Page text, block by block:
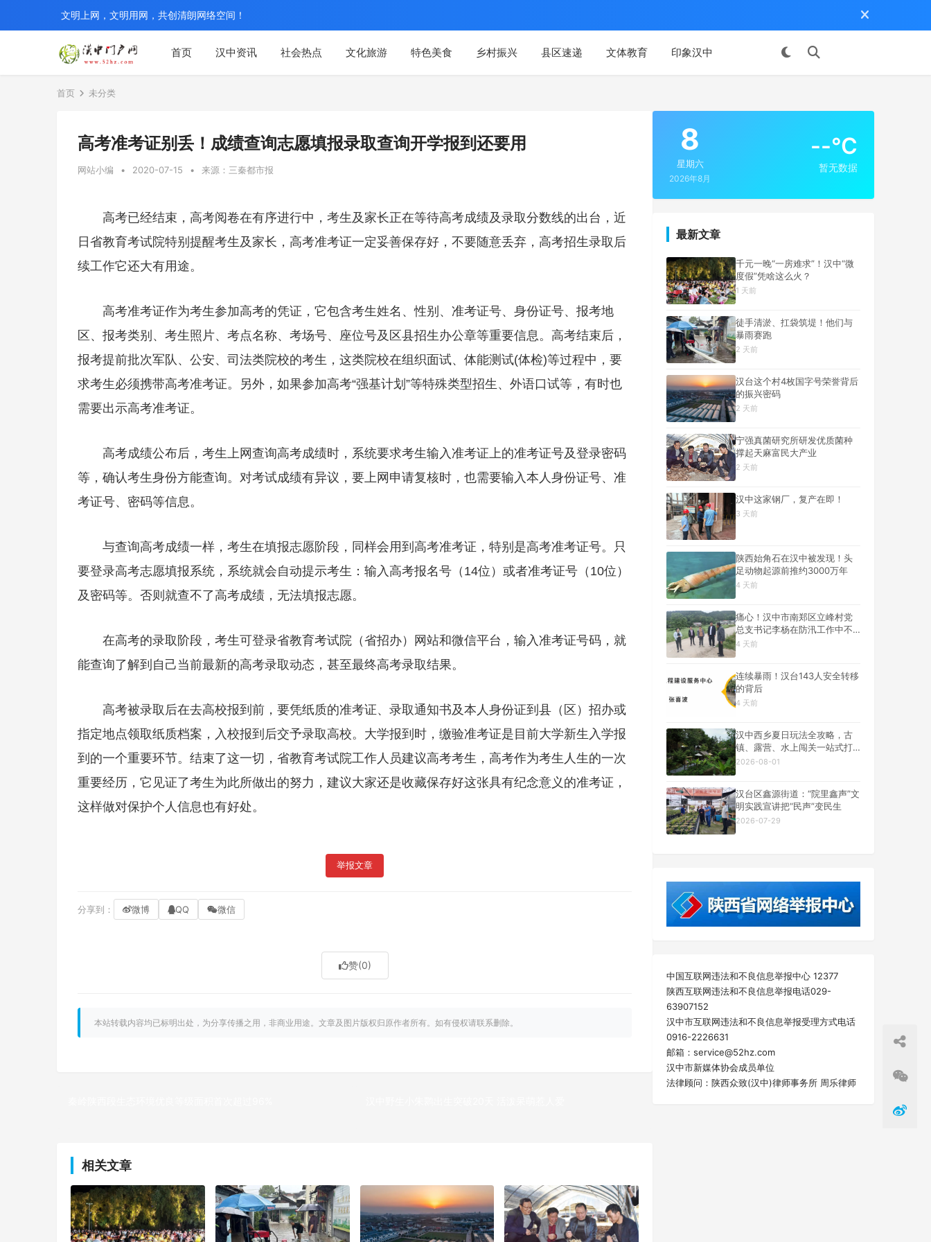
首页 汉中资讯 社会热点 文化旅游 特色美食 乡村振兴 县区速递 文体教育 印象汉中
文明上网，文明用网，共创清朗网络空间！
首页 未分类
高考准考证别丢！成绩查询志愿填报录取查询开学报到还要用
网站小编 • 2020-07-15 • 来源：三秦都市报
高考已经结束，高考阅卷在有序进行中，考生及家长正在等待高考成绩及录取分数线的出台，近
日省教育考试院特别提醒考生及家长，高考准考证一定妥善保存好，不要随意丢弃，高考招生录取后
续工作它还大有用途。
高考准考证作为考生参加高考的凭证，它包含考生姓名、性别、准考证号、身份证号、报考地
区、报考类别、考生照片、考点名称、考场号、座位号及区县招生办公章等重要信息。高考结束后，
报考提前批次军队、公安、司法类院校的考生，这类院校在组织面试、体能测试(体检)等过程中，要
求考生必须携带高考准考证。另外，如果参加高考“强基计划”等特殊类型招生、外语口试等，有时也
需要出示高考准考证。
高考成绩公布后，考生上网查询高考成绩时，系统要求考生输入准考证上的准考证号及登录密码
等，确认考生身份方能查询。对考试成绩有异议，要上网申请复核时，也需要输入本人身份证号、准
考证号、密码等信息。
与查询高考成绩一样，考生在填报志愿阶段，同样会用到高考准考证，特别是高考准考证号。只
要登录高考志愿填报系统，系统就会自动提示考生：输入高考报名号（14位）或者准考证号（10位）
及密码等。否则就查不了高考成绩，无法填报志愿。
在高考的录取阶段，考生可登录省教育考试院（省招办）网站和微信平台，输入准考证号码，就
能查询了解到自己当前最新的高考录取动态，甚至最终高考录取结果。
高考被录取后在去高校报到前，要凭纸质的准考证、录取通知书及本人身份证到县（区）招办或
指定地点领取纸质档案，入校报到后交予录取高校。大学报到时，缴验准考证是目前大学新生入学报
到的一个重要环节。结束了这一切，省教育考试院工作人员建议高考考生，高考作为考生人生的一次
重要经历，它见证了考生为此所做出的努力，建议大家还是收藏保存好这张具有纪念意义的准考证，
这样做对保护个人信息也有好处。
举报文章
分享到： 微博 QQ 微信
赞(0)
本站转载内容均已标明出处，为分享传播之用，非商业用途。文章及图片版权归原作者所有。如有侵权请联系删除。
相关文章
8
星期六
2026年8月
--°C
暂无数据
最新文章
千元一晚“一房难求”！汉中“微
度假”凭啥这么火？
1 天前
徒手清淤、扛袋筑堤！他们与
暴雨赛跑
2 天前
汉台这个村4枚国字号荣誉背后
的振兴密码
2 天前
宁强真菌研究所研发优质菌种
撑起天麻富民大产业
2 天前
汉中这家钢厂，复产在即！
3 天前
陕西始角石在汉中被发现！头
足动物起源前推约3000万年
4 天前
痛心！汉中市南郑区立峰村党
总支书记李杨在防汛工作中不
幸遇难
4 天前
连续暴雨！汉台143人安全转移
的背后
4 天前
汉中西乡夏日玩法全攻略，古
镇、露营、水上闯关一站式打
卡
2026-08-01
汉台区鑫源街道：“院里鑫声”文
明实践宣讲把“民声”变民生
2026-07-29
中国互联网违法和不良信息举报中心 12377
陕西互联网违法和不良信息举报电话029-
63907152
汉中市互联网违法和不良信息举报受理方式电话
0916-2226631
邮箱：service@52hz.com
汉中市新媒体协会成员单位
法律顾问：陕西众致(汉中)律师事务所 周乐律师